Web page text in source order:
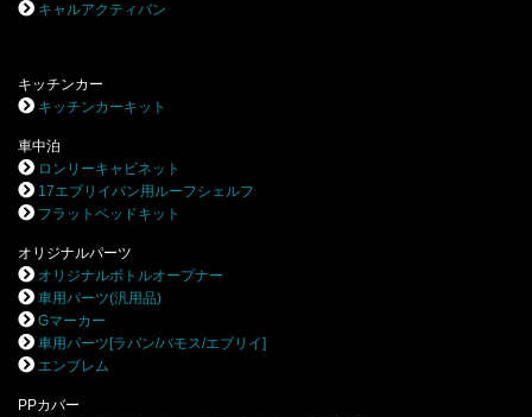
キャルアクティバン
キッチンカー
キッチンカーキット
車中泊
ロンリーキャビネット
17エブリイバン用ルーフシェルフ
フラットベッドキット
オリジナルパーツ
オリジナルボトルオープナー
車用パーツ(汎用品)
Gマーカー
車用パーツ[ラパン/バモス/エブリイ]
エンブレム
PPカバー